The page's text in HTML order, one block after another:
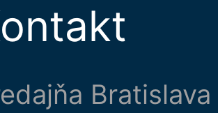
Bratislava